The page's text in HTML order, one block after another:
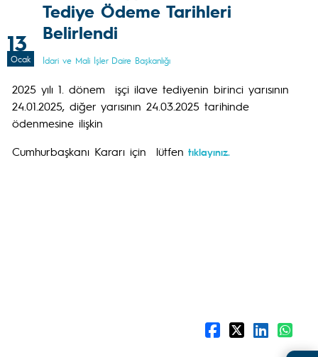
13
Ocak
Tediye Ödeme Tarihleri
Belirlendi
İdari ve Mali İşler Daire Başkanlığı
2025 yılı 1. dönem işçi ilave tediyenin birinci yarısının
24.01.2025, diğer yarısının 24.03.2025 tarihinde
ödenmesine ilişkin
Cumhurbaşkanı Kararı için lütfen tıklayınız.